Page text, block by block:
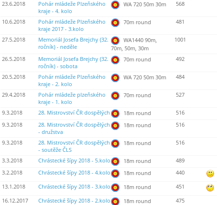
23.6.2018
Pohár mládeže Plzeňského
kraje - 4. kolo
WA 720 50m 30m 568
10.6.2018
Pohár mládeže Plzeňského
kraje 2017 - 3.kolo
70m round 481
27.5.2018
Memoriál Josefa Brejchy (32.
ročník) - neděle
WA1440 90m,
70m, 50m, 30m
1001
26.5.2018
Memoriál Josefa Brejchy (32.
ročník) - sobota
70m round 492
20.5.2018
Pohár mládeže Plzeňského
kraje - 2. kolo
WA 720 50m 30m 484
29.4.2018
Pohár mládeže plzeňského
kraje - 1. kolo
70m round 527
9.3.2018 28. Mistrovství ČR dospělých 18m round
516
9.3.2018
28. Mistrovství ČR dospělých
- družstva
18m round 516
9.3.2018
28. Mistrovství ČR dospělých
- soutěže ČLS
18m round 516
3.3.2018 Chrástecké šípy 2018 - 5.kolo 18m round
489
3.2.2018
Chrástecké šípy 2018 - 4.kolo 18m round 440
13.1.2018 Chrástecké šípy 2018 - 3.kolo 18m round 451
16.12.2017 Chrástecké šípy 2018 - 2.kolo 18m round
475